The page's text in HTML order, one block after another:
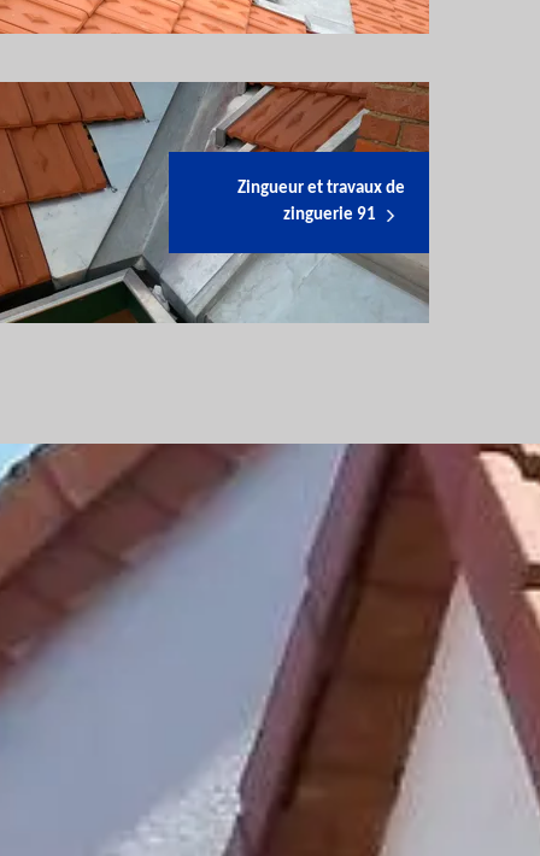
Zingueur et travaux de
zinguerie 91